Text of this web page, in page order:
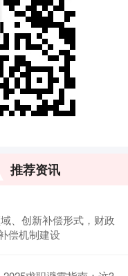
推荐资讯
、创新补偿形式，财政
偿机制建设